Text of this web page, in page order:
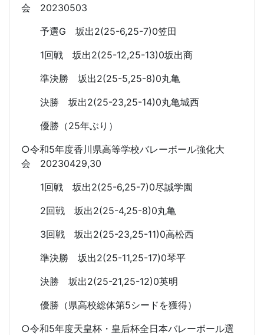
会 20230503
予選G 坂出2(25-6,25-7)0笠田
1回戦 坂出2(25-12,25-13)0坂出商
準決勝 坂出2(25-5,25-8)0丸亀
決勝 坂出2(25-23,25-14)0丸亀城西
優勝（25年ぶり）
○令和5年度香川県高等学校バレーボール強化大
会 20230429,30
1回戦 坂出2(25-6,25-7)0尽誠学園
2回戦 坂出2(25-4,25-8)0丸亀
3回戦 坂出2(25-23,25-11)0高松西
準決勝 坂出2(25-11,25-17)0琴平
決勝 坂出2(25-21,25-12)0英明
優勝（県高校総体第5シードを獲得）
○令和5年度天皇杯・皇后杯全日本バレーボール選